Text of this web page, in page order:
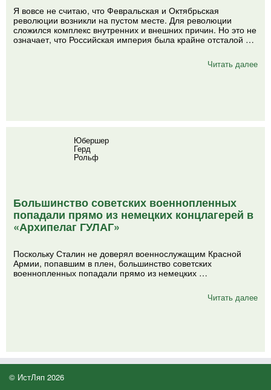
Я вовсе не считаю, что Февральская и Октябрьская
революции возникли на пустом месте. Для революции
сложился комплекс внутренних и внешних причин. Но это не
означает, что Российская империя была крайне отсталой …
Читать далее
Юбершер
Герд
Рольф
Большинство советских военнопленных
попадали прямо из немецких концлагерей в
«Архипелаг ГУЛАГ»
Поскольку Сталин не доверял военнослужащим Красной
Армии, попавшим в плен, большинство советских
военнопленных попадали прямо из немецких …
Читать далее
© ИстЛяп 2026